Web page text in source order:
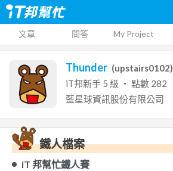
文章 問答 My Project
Thunder (upstairs0102)
iT邦新手 5 級 ‧ 點數 282
藍星球資訊股份有限公司
鐵人檔案
iT 邦幫忙鐵人賽